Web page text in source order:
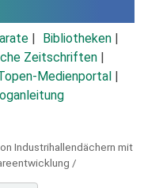
Bibliotheken
Zeitschriften
Medienportal
Industrihallendächern mit
/